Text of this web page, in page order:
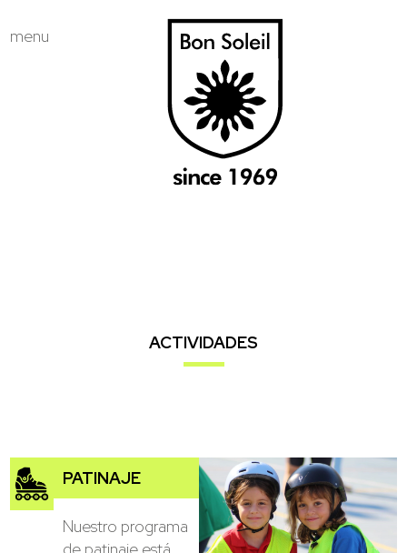
menu
ACTIVIDADES
PATINAJE
Nuestro programa